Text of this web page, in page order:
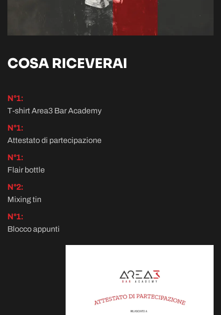
COSA RICEVERAI
N°1:
T-shirt Area3 Bar Academy
N°1:
Attestato di partecipazione
N°1:
Flair bottle
N°2:
Mixing tin
N°1:
Blocco appunti